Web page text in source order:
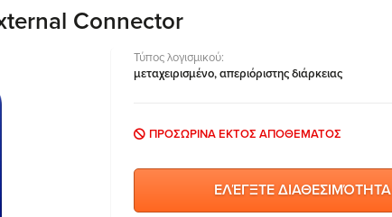
Connector
Τύπος λογισμικού:
μεταχειρισμένο, απεριόριστης διάρκειας
ΠΡΟΣΩΡΙΝΑ ΕΚΤΟΣ ΑΠΟΘΕΜΑΤΟΣ
ΕΛΈΓΞΤΕ ΔΙΑΘΕΣΙΜΌΤΗΤΑ